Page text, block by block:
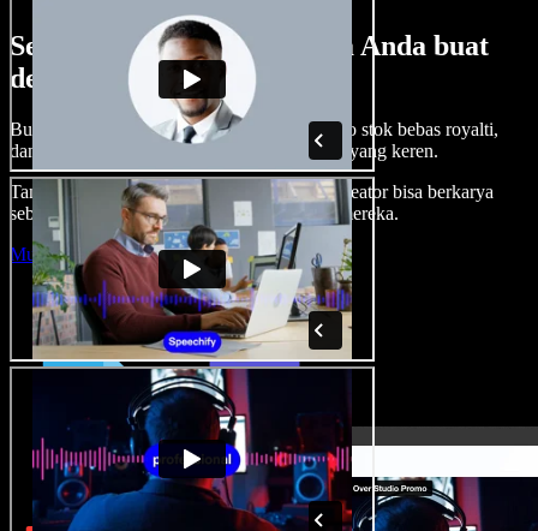
Sedikit contoh hal yang bisa Anda buat
dengan Speechify Studio.
Buat voice over, tambah gambar, audio, video stok bebas royalti,
dan kloning suara untuk proyek audio-video yang keren.
Tanpa kurva belajar, semua dari browser—kreator bisa berkarya
sebebas mungkin dan wujudkan ide kreatif mereka.
Mulai Studio